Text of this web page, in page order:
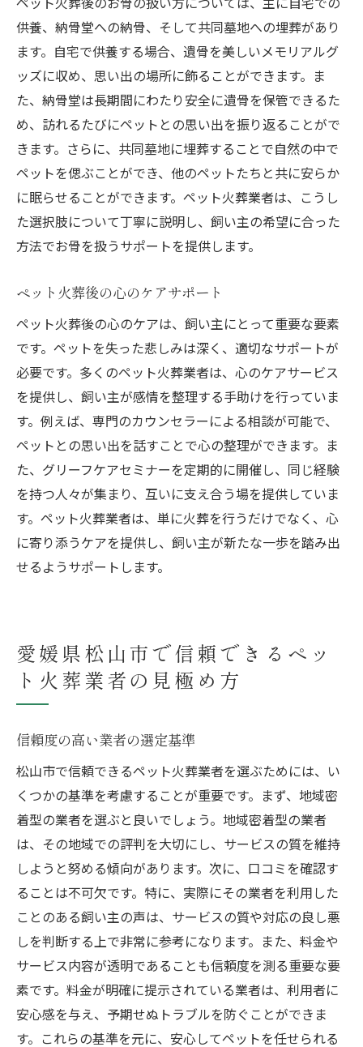
供養、納骨堂への納骨、そして共同墓地への埋葬があり
ます。自宅で供養する場合、遺骨を美しいメモリアルグ
ッズに収め、思い出の場所に飾ることができます。ま
た、納骨堂は長期間にわたり安全に遺骨を保管できるた
め、訪れるたびにペットとの思い出を振り返ることがで
きます。さらに、共同墓地に埋葬することで自然の中で
ペットを偲ぶことができ、他のペットたちと共に安らか
に眠らせることができます。ペット火葬業者は、こうし
た選択肢について丁寧に説明し、飼い主の希望に合った
方法でお骨を扱うサポートを提供します。
ペット火葬後の心のケアサポート
ペット火葬後の心のケアは、飼い主にとって重要な要素
です。ペットを失った悲しみは深く、適切なサポートが
必要です。多くのペット火葬業者は、心のケアサービス
を提供し、飼い主が感情を整理する手助けを行っていま
す。例えば、専門のカウンセラーによる相談が可能で、
ペットとの思い出を話すことで心の整理ができます。ま
た、グリーフケアセミナーを定期的に開催し、同じ経験
を持つ人々が集まり、互いに支え合う場を提供していま
す。ペット火葬業者は、単に火葬を行うだけでなく、心
に寄り添うケアを提供し、飼い主が新たな一歩を踏み出
せるようサポートします。
愛媛県松山市で信頼できるペッ
ト火葬業者の見極め方
信頼度の高い業者の選定基準
松山市で信頼できるペット火葬業者を選ぶためには、い
くつかの基準を考慮することが重要です。まず、地域密
着型の業者を選ぶと良いでしょう。地域密着型の業者
は、その地域での評判を大切にし、サービスの質を維持
しようと努める傾向があります。次に、口コミを確認す
ることは不可欠です。特に、実際にその業者を利用した
ことのある飼い主の声は、サービスの質や対応の良し悪
しを判断する上で非常に参考になります。また、料金や
サービス内容が透明であることも信頼度を測る重要な要
素です。料金が明確に提示されている業者は、利用者に
安心感を与え、予期せぬトラブルを防ぐことができま
す。これらの基準を元に、安心してペットを任せられる